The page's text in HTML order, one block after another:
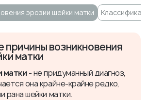
эрозии шейки матки
возникновения
матки
матки- не придуманный диагноз,
она крайне-крайне редко,
рана шейки матки.